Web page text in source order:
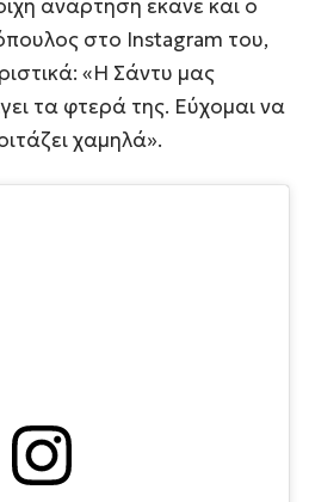
ανάρτηση έκανε και ο
στο Instagram του,
«Η Σάντυ μας
τα φτερά της. Εύχομαι να
χαμηλά».